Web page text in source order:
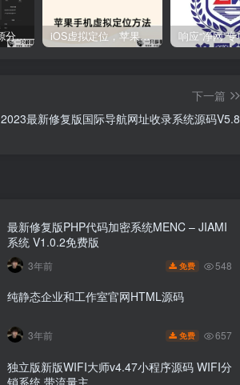
分享三个游戏资源分享的网站，包含Switch游戏、PS4游戏、Steam的单机游戏 iOS虚拟定位，苹果手机如何进行虚拟定位？附四种方法教程
下一篇
2023最新修复版国际导航网址收录系统源码V5.8
最新修复版PHP代码加密系统MENC – JIAMI
系统 V1.0.2免费版
3年前 免费 548
纯静态企业和工作室官网HTML源码
3年前 免费 657
独立版新版WIFI大师v4.47小程序源码 WIFI分
销系统 带流量主